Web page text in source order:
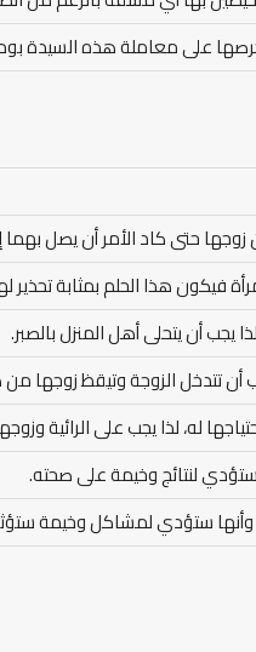
على معاملة هذه السيدة
زوجها حتى كاد الأمر أن يصل
فيكون هذا الحلم بمثابة تحذير
أن يتحلى أهل المنزل بالصبر.
أن تتدخل الزوجة وتيقظ زوجها
له، لذا يجب على الرائية
لنتائج وخيمة على صحته.
ستؤدي لمشاكل وخيمة